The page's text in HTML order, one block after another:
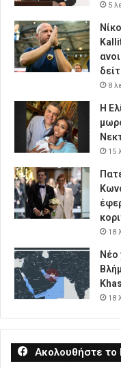
5
8
Η
15
18
Νέο
18
Ακολουθήστε το